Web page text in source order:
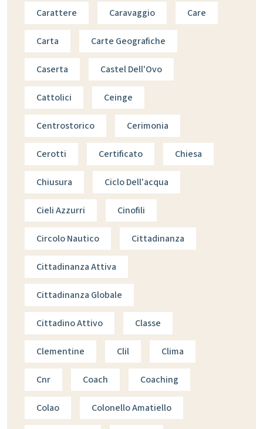
Carattere Caravaggio Care
Carta Carte Geografiche
Caserta Castel Dell'Ovo
Cattolici Ceinge
Centrostorico Cerimonia
Cerotti Certificato Chiesa
Chiusura Ciclo Dell'acqua
Cieli Azzurri Cinofili
Circolo Nautico Cittadinanza
Cittadinanza Attiva
Cittadinanza Globale
Cittadino Attivo Classe
Clementine Clil Clima
Cnr Coach Coaching
Colao Colonello Amatiello